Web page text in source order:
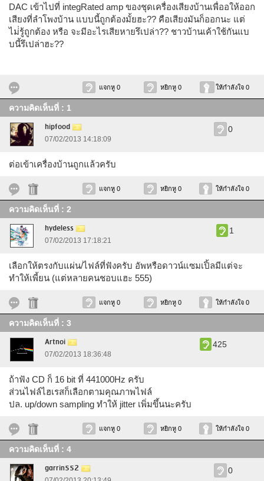
DAC เข้าไปที่ integRated amp ของชุดเครื่องเสียงบ้านเพื่ออให้ออก
เสียงที่ลำโพงบ้าน แบบนี้ถูกต้องมั้ยฮะ?? คือเสียงมันก็ออกนะ แต่
ไม่่รู้ถูกต้อง หรือ จะมีอะไรเสียหายรึเปล่า?? ชาวบ้านเค้าใช้กันแบ
บนี้รึเปล่าฮะ??
แจกหู 0 หยิกหู 0 ให้กำลังใจ 0
ความคิดเห็นที่ : 1
hipfood
07/02/2013 14:18:09
0
ต่อเข้าเครื่องบ้านถูกแล้วครับ
แจกหู 0 หยิกหู 0 ให้กำลังใจ 0
ความคิดเห็นที่ : 2
hydeless
07/02/2013 17:18:21
1
เลือกให้ตรงกับแผ่น/ไฟล์ที่ฟังครับ อัพหรือดาวน์แซมเปิ้ลมีแต่จะ
ทำให้เพี้ยน (แต่หลายคนชอบแฮะ 555)
แจกหู 0 หยิกหู 0 ให้กำลังใจ 0
ความคิดเห็นที่ : 3
Artnoi
07/02/2013 18:36:48
425
ถ้าฟัง CD ก็ 16 bit ที่ 441000Hz ครับ
ส่วนไฟล์ไฮเรสก็เลือกตามคุณภาพไฟล์
ปล. up/down sampling ทำให้ jitter เพิ่มขึ้นนะครับ
แจกหู 0 หยิกหู 0 ให้กำลังใจ 0
ความคิดเห็นที่ : 4
garrin552 0